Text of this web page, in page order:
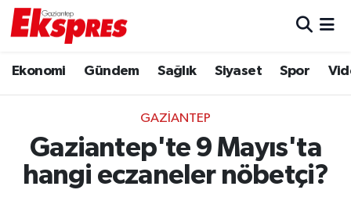
Ekonomi Gündem Sağlık Siyaset Spor
GAZIANTEP
Gaziantep'te 9 Mayıs'ta
hangi eczaneler nöbetçi?
Ekonomi
Gaziantep son dakika
Genel
Trafik Durumu
Puan Durumu ve Fikstür
Tüm Manşetler